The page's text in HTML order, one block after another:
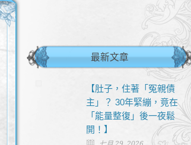
最新文章
【肚子，住著「冤親債
主」？ 30年緊繃，竟在
「能量整復」後一夜鬆
開！】